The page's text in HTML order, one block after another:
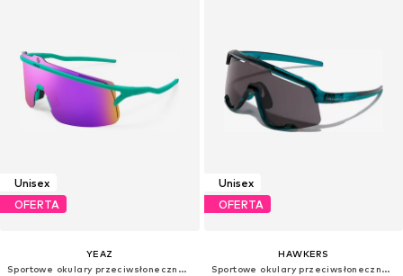
Unisex
OFERTA
YEAZ
Sportowe okulary przeciwsłoneczne 'Sunshade'
Unisex
OFERTA
HAWKERS
Sportowe okulary przeciwsłoneczne 'POWER'